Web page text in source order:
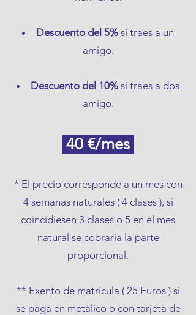
Descuento del 5% si traes a un
amigo.
Descuento del 10% si traes a dos
amigo.​​​
40 €/mes
* El precio corresponde a un mes con
4 semanas naturales ( 4 clases ), si
coincidiesen 3 clases o 5 en el mes
natural se cobraría la parte
proporcional.
** Exento de matrícula ( 25 Euros ) si
se paga en metálico o con tarjeta de